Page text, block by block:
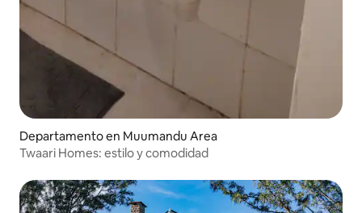
Departamento en Muumandu Area
Twaari Homes: estilo y comodidad